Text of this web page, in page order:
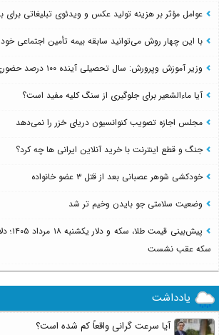
عوامل مؤثر بر هزینه تولید عکس و ویدئوی تبلیغاتی برای
با این چهار روش می‌توانید سابقه بیمه تأمین اجتماعی خود
وزیر آموزش وپرورش: سال تحصیلی آینده ۱۰۰ درصد حضوری آغاز می شود
آیا ماءالشعیر برای جلوگیری از سنگ کلیه مفید است؟
مجلس اجازه تصویب کنوانسیون دریای خزر را نمی‌دهد
جنگ و قطع اینترنت با خرید آنلاین ایرانی ها چه کرد؟
خودکشی شوهر عصبانی بعد از قتل ۳ عضو خانواده
وضعیت سلامتی جو بایدن وخیم تر شد
سکه عقب نشست
یادداشت
آیا سرعت گرانی واقعاً کم شده است؟